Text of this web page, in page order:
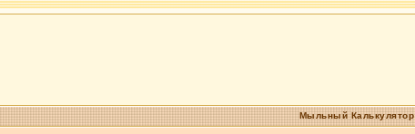
Мыльный Калькулятор